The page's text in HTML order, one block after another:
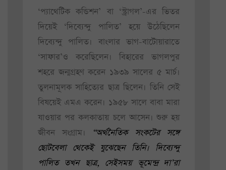
‘প্যাথেটিক কন্ডিশন’ বা ‘স্ট্রাগল’-এর ভিতর
দিয়েই ‘দিব্যেন্দু পালিত’ হয়ে উঠেছিলেন
দিব্যেন্দু পালিত। বাংলার ভাগ-বাটোয়ারাতে
‘সাফার’ও করেছিলেন। বিহারের ভাগলপুর
শহরে জন্মগ্রহণ করেন ১৯৩৯ সালের ৫ মার্চ।
তুলনামূলক সাহিত্যের ছাত্র ছিলেন। তিনি সেই
বিষয়েই এমএ করেন। ১৯৫৮ সালে বাবা মারা
যাওয়ার পর কলকাতায় চলে আসেন। শুরু হয়
জীবন সংগ্রাম।
“অর্থনৈতিক সংকটের সঙ্গে
ছোটবেলা থেকেই যুঝেছেন তিনি। দিব্যেন্দু
পালিত তখন ছাত্র, সেইসময় ভূমেন্দ্র দা’রা